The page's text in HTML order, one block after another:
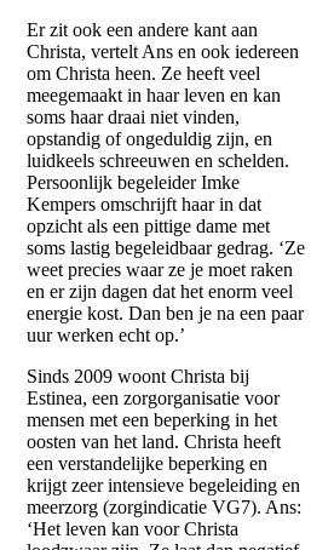
Er zit ook een andere kant aan
Christa, vertelt Ans en ook iedereen
om Christa heen. Ze heeft veel
meegemaakt in haar leven en kan
soms haar draai niet vinden,
opstandig of ongeduldig zijn, en
luidkeels schreeuwen en schelden.
Persoonlijk begeleider Imke
Kempers omschrijft haar in dat
opzicht als een pittige dame met
soms lastig begeleidbaar gedrag. ‘Ze
weet precies waar ze je moet raken
en er zijn dagen dat het enorm veel
energie kost. Dan ben je na een paar
uur werken echt op.’
Sinds 2009 woont Christa bij
Estinea, een zorgorganisatie voor
mensen met een beperking in het
oosten van het land. Christa heeft
een verstandelijke beperking en
krijgt zeer intensieve begeleiding en
meerzorg (zorgindicatie VG7). Ans:
‘Het leven kan voor Christa